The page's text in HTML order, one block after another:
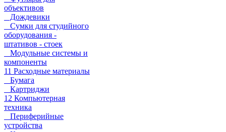
объективов
Дождевики
Сумки для студийного
оборудования -
штативов - стоек
Модульные системы и
компоненты
11 Расходные материалы
Бумага
Картриджи
12 Компьютерная
техника
Периферийные
устройства